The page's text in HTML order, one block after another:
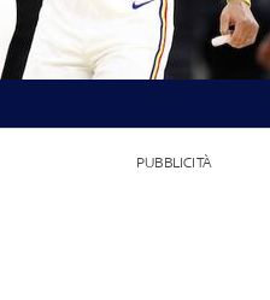
PUBBLICITÀ